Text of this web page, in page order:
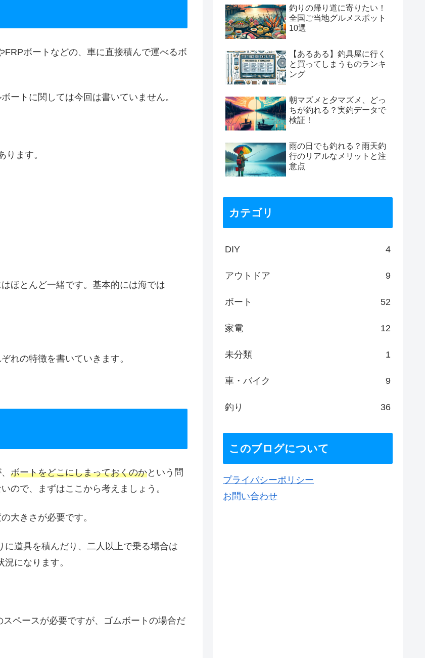
ボートなどの、車に直接積んで運べるボ
ートに関しては今回は書いていません。
ます。
ほとんど一緒です。基本的には海では
れの特徴を書いていきます。
ボートをどこにしまっておくのかという問
ので、まずはここから考えましょう。
大きさが必要です。
道具を積んだり、二人以上で乗る場合は
になります。
ペースが必要ですが、ゴムボートの場合だ
釣りの帰り道に寄りたい！
全国ご当地グルメスポット
10選
【あるある】釣具屋に行く
と買ってしまうものランキ
ング
朝マズメと夕マズメ、どっ
ちが釣れる？実釣データで
検証！
雨の日でも釣れる？雨天釣
行のリアルなメリットと注
意点
カテゴリ
DIY 4
アウトドア 9
ボート 52
家電 12
未分類 1
車・バイク 9
釣り 36
このブログについて
プライバシーポリシー
お問い合わせ